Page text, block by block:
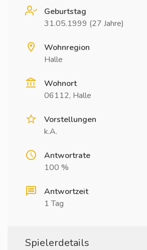
Geburtstag
31.05.1999 (27 Jahre)
Wohnregion
Halle
Wohnort
06112, Halle
Vorstellungen
k.A.
Antwortrate
100 %
Antwortzeit
1 Tag
Spielerdetails